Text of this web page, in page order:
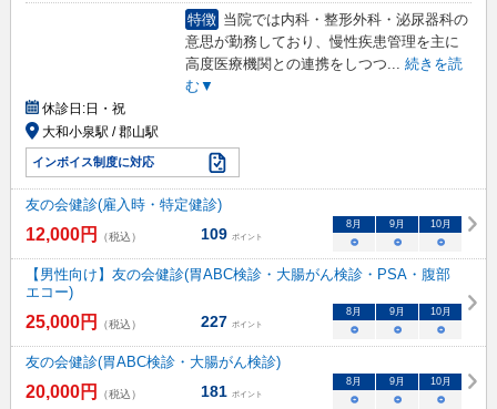
特徴 当院では内科・整形外科・泌尿器科の
意思が勤務しており、慢性疾患管理を主に
高度医療機関との連携をしつつ... 続きを読
む▼
休診日:日・祝
大和小泉駅 / 郡山駅
インボイス制度に対応
友の会健診(雇入時・特定健診)
12,000円 （税込） 109 ポイント
8月 9月 10月
○ ○ ○
【男性向け】友の会健診(胃ABC検診・大腸がん検診・PSA・腹部
エコー)
25,000円 （税込） 227 ポイント
8月 9月 10月
○ ○ ○
友の会健診(胃ABC検診・大腸がん検診)
20,000円 （税込） 181 ポイント
8月 9月 10月
○ ○ ○